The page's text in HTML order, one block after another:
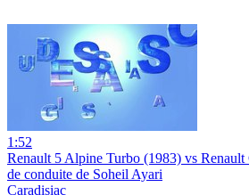
1:52
Renault 5 Alpine Turbo (1983) vs
de conduite de Soheil Ayari
Caradisiac